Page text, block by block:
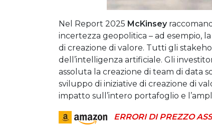
Nel Report 2025 McKinsey
incertezza geopolitica – ad esempio,
di creazione di valore. Tutti gli
dell’intelligenza artificiale. Gli
assoluta la creazione di team di data
sviluppo di iniziative di creazione di
impatto sull’intero portafoglio e
ERRORI DI PREZZO